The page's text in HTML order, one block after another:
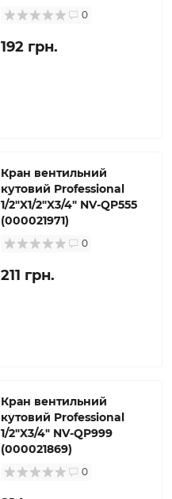
0
192 грн.
Кран вентильний
кутовий Professional
1/2″X1/2″X3/4″ NV-QP555
(000021971)
0
211 грн.
Кран вентильний
кутовий Professional
1/2″X3/4″ NV-QP999
(000021869)
0